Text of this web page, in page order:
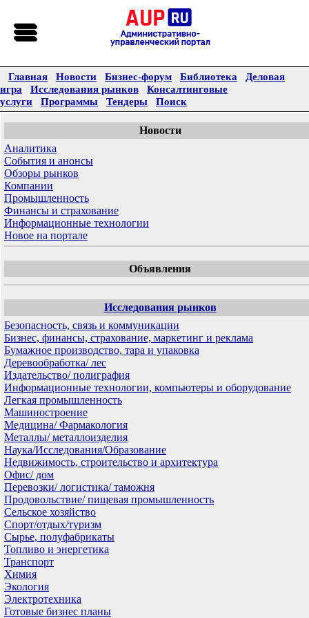
Главная Новости Бизнес-форум Библиотека
Деловая
игра
Исследования рынков
Консалтинговые
услуги
Программы Тендеры Поиск
Новости
Аналитика
События и анонсы
Обзоры рынков
Компании
Промышленность
Финансы и страхование
Информационные технологии
Новое на портале
Объявления
Исследования рынков
Безопасность, связь и коммуникации
Бизнес, финансы, страхование, маркетинг и реклама
Бумажное производство, тара и упаковка
Деревообработка/ лес
Издательство/ полиграфия
Информационные технологии, компьютеры и оборудование
Легкая промышленность
Машиностроение
Медицина/ Фармакология
Металлы/ металлоизделия
Наука/Исследования/Образование
Недвижимость, строительство и архитектура
Офис/ дом
Перевозки/ логистика/ таможня
Продовольствие/ пищевая промышленность
Сельское хозяйство
Спорт/отдых/туризм
Сырье, полуфабрикаты
Топливо и энергетика
Транспорт
Химия
Экология
Электротехника
Готовые бизнес планы